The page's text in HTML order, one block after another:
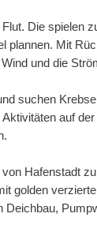
Die spielen
plannen. Mit
und die
suchen
auf
Hafenstadt
golden
Deichbau,